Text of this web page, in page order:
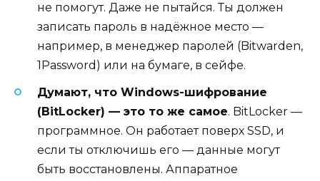
не помогут. Даже не пытайся. Ты должен
записать пароль в надёжное место —
например, в менеджер паролей (Bitwarden,
1Password) или на бумаге, в сейфе.
Думают, что Windows-шифрование
(BitLocker) — это то же самое. BitLocker —
программное. Он работает поверх SSD, и
если ты отключишь его — данные могут
быть восстановлены. Аппаратное